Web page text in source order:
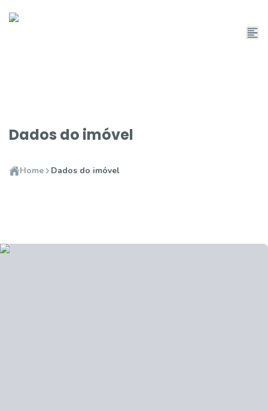
Dados do imóvel
Home Dados do imóvel